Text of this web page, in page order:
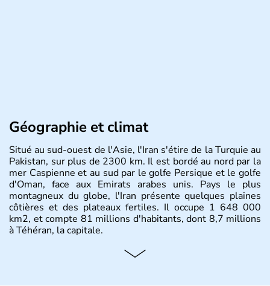
Géographie et climat
Situé au sud-ouest de l'Asie, l'Iran s'étire de la Turquie au
Pakistan, sur plus de 2300 km. Il est bordé au nord par la
mer Caspienne et au sud par le golfe Persique et le golfe
d'Oman, face aux Emirats arabes unis. Pays le plus
montagneux du globe, l'Iran présente quelques plaines
côtières et des plateaux fertiles. Il occupe 1 648 000
km2, et compte 81 millions d'habitants, dont 8,7 millions
à Téhéran, la capitale.